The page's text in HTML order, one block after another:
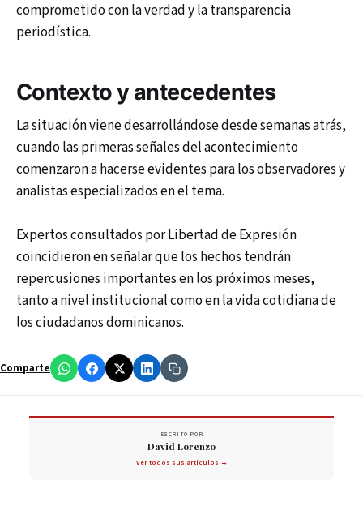
comprometido con la verdad y la transparencia
periodística.
Contexto y antecedentes
La situación viene desarrollándose desde semanas atrás,
cuando las primeras señales del acontecimiento
comenzaron a hacerse evidentes para los observadores y
analistas especializados en el tema.
Expertos consultados por Libertad de Expresión
coincidieron en señalar que los hechos tendrán
repercusiones importantes en los próximos meses,
tanto a nivel institucional como en la vida cotidiana de
los ciudadanos dominicanos.
Comparte
ESCRITO POR
David Lorenzo
Ver todos sus artículos →